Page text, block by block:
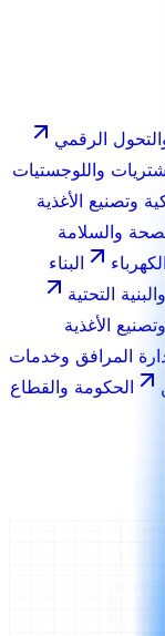
الرقمي
واللوجستيات
وتصنيع الأغذية
والسلامة
البناء
التحتية
الأغذية
المرافق وخدمات
الحكومة والقطاع